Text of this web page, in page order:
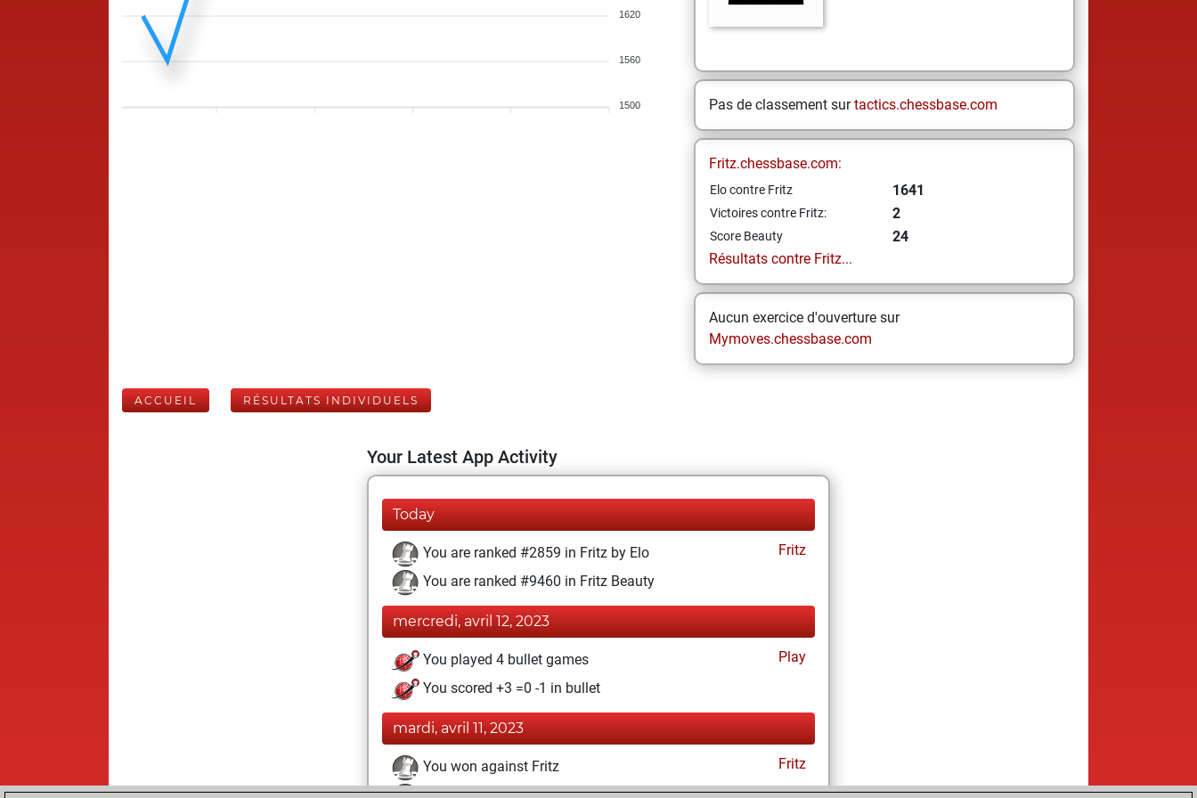
1620
1560
1500 Pas de classement surtactics.chessbase.com
Fritz.chessbase.com:
Elo contre Fritz 1641
Victoires contre Fritz: 2
Score Beauty
24
Résultats contre Fritz...
Aucun exercice d'ouverture sur
Mymoves.chessbase.com
ACCUEIL RÉSULTATS INDIVIDUELS
Your Latest App Activity
Today
You are ranked #2859 in Fritz by Elo
Fritz
You are ranked #9460 in Fritz Beauty
mercredi, avril 12, 2023
You played 4 bullet games
Play
You scored +3 =0 -1 in bullet
mardi, avril 11, 2023
You won against Fritz
Fritz